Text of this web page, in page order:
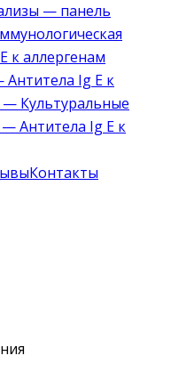
— панель
к аллергенам
Ig E к
Культуральные
Антитела Ig E к
Контакты